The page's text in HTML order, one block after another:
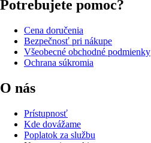
Potrebujete pomoc?
Cena doručenia
Bezpečnosť pri nákupe
Všeobecné obchodné podmienky
Ochrana súkromia
O nás
Prístupnosť
Kde dovážame
Poplatok za službu